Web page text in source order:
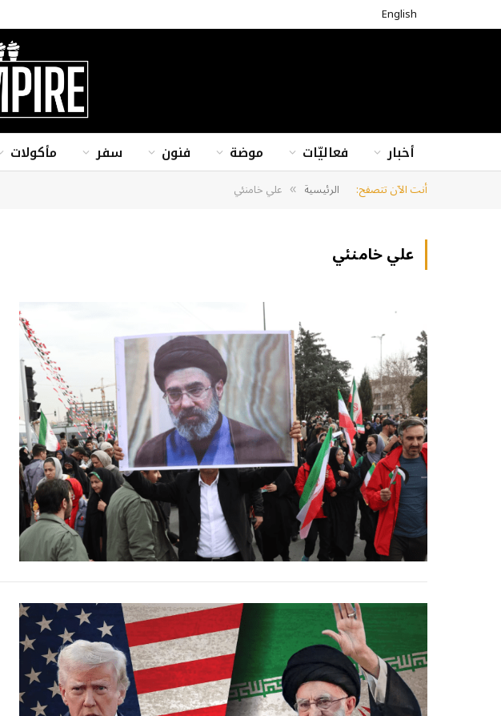
English
أخبار فعاليّات موضة فنون سفر مأكولات
أنت الآن تتصفح: الرئيسية » علي خامنئي
علي خامنئي